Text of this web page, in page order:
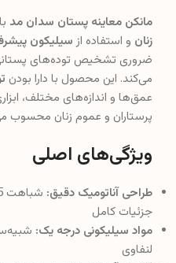
مانکن معاینه پستان سدان مد
زنان و استفاده از سیلیکون
ضروری تشخیص توده‌های
می‌کند. این محصول با دارا بودن
عمق‌ها و اندازه‌های مختلف،
پرستاران و عموم زنان محسوب
ویژگی‌های اصلی
طراحی آناتومیک دقیق:
جزئیات کامل
مواد سیلیکونی درجه یک:
لنفاوی